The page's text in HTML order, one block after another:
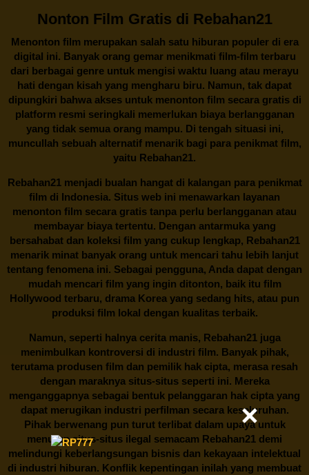
Nonton Film Gratis di Rebahan21
Menonton film merupakan salah satu hiburan populer di era
digital ini. Banyak orang gemar menikmati film-film terbaru
dari berbagai genre untuk mengisi waktu luang atau merayu
hati dengan kisah yang mengharu biru. Namun, tak dapat
dipungkiri bahwa akses untuk menonton film secara gratis di
platform resmi seringkali memerlukan biaya berlangganan
yang tidak semua orang mampu. Di tengah situasi ini,
muncullah sebuah alternatif menarik bagi para penikmat film,
yaitu Rebahan21.
Rebahan21menjadi bualan hangat di kalangan para penikmat
film di Indonesia. Situs web ini menawarkan layanan
menonton film secara gratis tanpa perlu berlangganan atau
membayar biaya tertentu. Dengan antarmuka yang
bersahabat dan koleksi film yang cukup lengkap, Rebahan21
menarik minat banyak orang untuk mencari tahu lebih lanjut
tentang fenomena ini. Sebagai pengguna, Anda dapat dengan
mudah mencari film yang ingin ditonton, baik itu film
Hollywood terbaru, drama Korea yang sedang hits, atau pun
produksi film lokal dengan kualitas terbaik.
Namun, seperti halnya cerita manis, Rebahan21juga
menimbulkan kontroversi di industri film. Banyak pihak,
terutama produsen film dan pemilik hak cipta, merasa resah
dengan maraknya situs-situs seperti ini. Mereka
menganggapnya sebagai bentuk pelanggaran hak cipta yang
dapat merugikan industri perfilman secara keseluruhan.
Pihak berwenang pun turut terlibat dalam upaya untuk
menutup situs-situs ilegal semacam Rebahan21 demi
melindungi keberlangsungan bisnis dan kekayaan intelektual
di industri hiburan. Konflik kepentingan inilah yang membuat